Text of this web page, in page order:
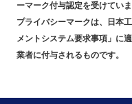
ーマーク付与認定を受けていま
プライバシーマークは、日本
メントシステム要求事項」に
業者に付与されるものです。